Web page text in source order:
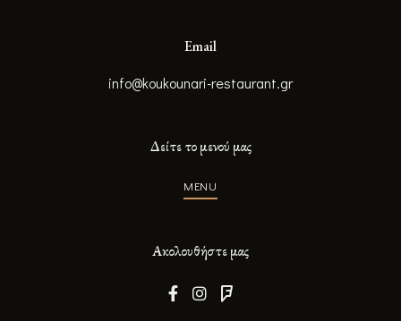
Email
info@koukounari-restaurant.gr
Δείτε το μενού μας
MENU
Ακολουθήστε μας